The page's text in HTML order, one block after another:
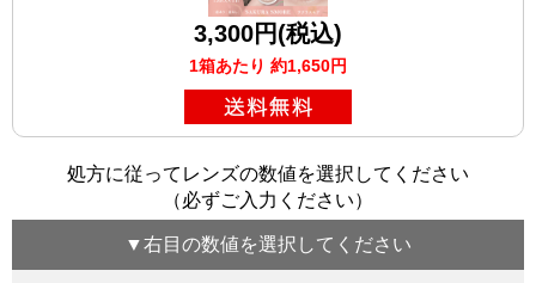
3,300円(税込)
1箱あたり 約1,650円
処方に従ってレンズの数値を選択してください
（必ずご入力ください）
▼右目 の数値を選択してください